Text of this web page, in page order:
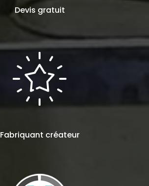
Devis gratuit
Fabriquant créateur